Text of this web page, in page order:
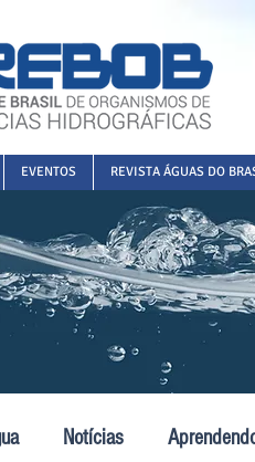
EVENTOS REVISTA ÁGUAS DO
Notícias